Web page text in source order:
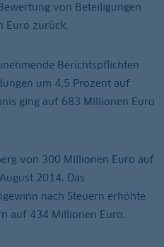
von Beteiligungen
Euro zurück.
Berichtspflichten
um 4,5 Prozent auf
ging auf 683 Millionen Euro
von 300 Millionen Euro auf
2014. Das
nach Steuern erhöhte
auf 434 Millionen Euro.